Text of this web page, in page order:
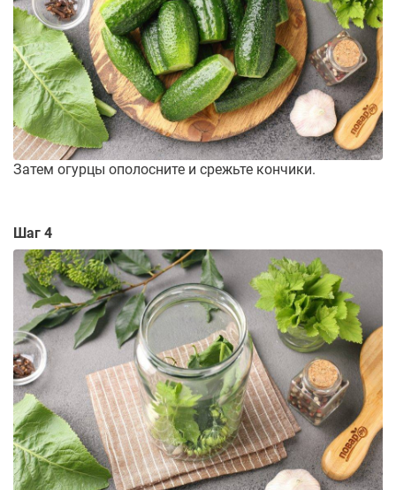
Затем огурцы ополосните и срежьте кончики.
Шаг 4